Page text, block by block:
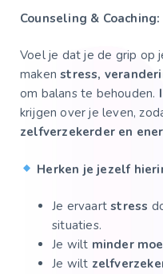
Counseling &
Voel je dat je de grip op
makenstress,
om balans te behouden.
krijgen over je leven,
zelfverzekerder en
Herken je jezelf
Je ervaartstress
situaties.
Je wilt minder
Je wilt